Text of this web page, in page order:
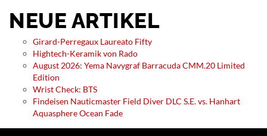
NEUE ARTIKEL
Girard-Perregaux Laureato Fifty
Hightech-Keramik von Rado
August 2026: Yema Navygraf Barracuda CMM.20 Limited
Edition
Wrist Check: BTS
Findeisen Nauticmaster Field Diver DLC S.E. vs. Hanhart
Aquasphere Ocean Fade